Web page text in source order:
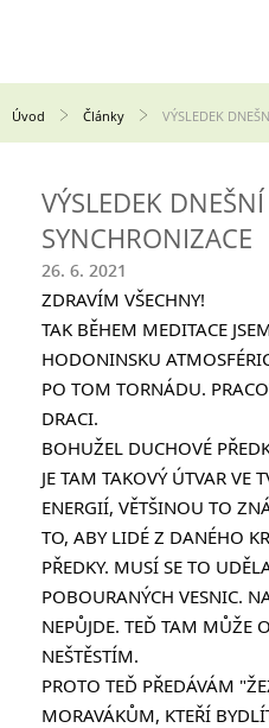
Úvod Články VÝSLEDEK
VÝSLEDEK
SYNCHRONIZACE
26. 6. 2021
ZDRAVÍM VŠECHNY!
TAK BĚHEM MEDITACE
HODONINSKU
PO TOM TORNÁDU.
DRACI.
BOHUŽEL DUCHOVÉ
JE TAM TAKOVÝ ÚTVAR VE
ENERGIÍ, VĚTŠINOU TO
TO, ABY LIDÉ Z DANÉHO
PŘEDKY. MUSÍ SE TO
POBOURANÝCH VESNIC.
NEPŮJDE. TEĎ TAM MŮŽE
NEŠTĚSTÍM.
PROTO TEĎ PŘEDÁVÁM
MORAVÁKŮM, KTEŘÍ